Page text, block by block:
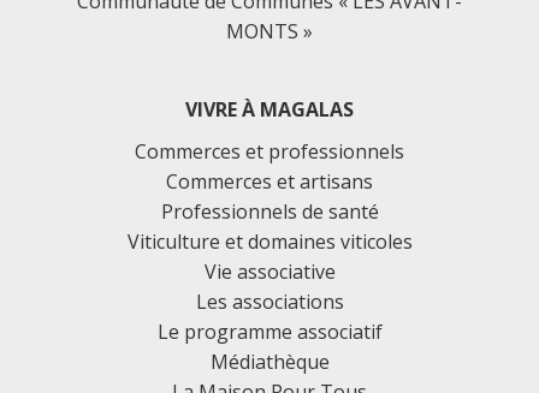
MONTS »
VIVRE À MAGALAS
Commerces et professionnels
Commerces et artisans
Professionnels de santé
Viticulture et domaines viticoles
Vie associative
Les associations
Le programme associatif
Médiathèque